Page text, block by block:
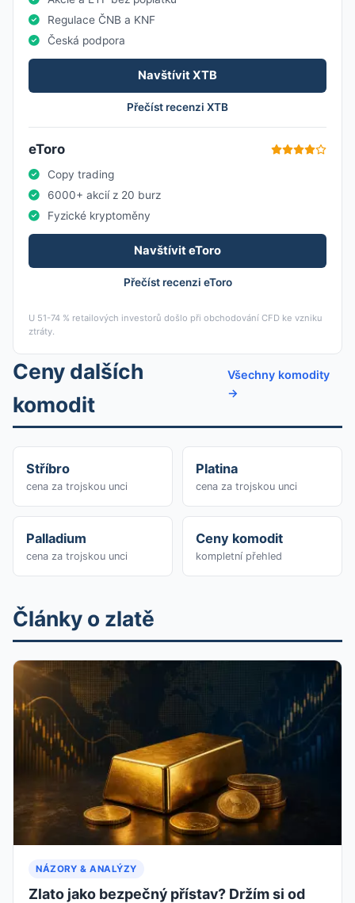
Regulace ČNB a KNF
Česká podpora
Navštívit XTB
Přečíst recenzi XTB
eToro
Copy trading
6000+ akcií z 20 burz
Fyzické kryptoměny
Navštívit eToro
Přečíst recenzi eToro
U 51-74 % retailových investorů došlo při obchodování CFD ke vzniku
ztráty.
Ceny dalších
komodit
Všechny komodity
→
Stříbro
cena za trojskou unci
Platina
cena za trojskou unci
Palladium
cena za trojskou unci
Ceny komodit
kompletní přehled
Články o zlatě
NÁZORY & ANALÝZY
Zlato jako bezpečný přístav? Držím si od